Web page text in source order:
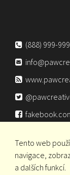
(888) 999-
Tento web
navigace,
a dalších funkcí.